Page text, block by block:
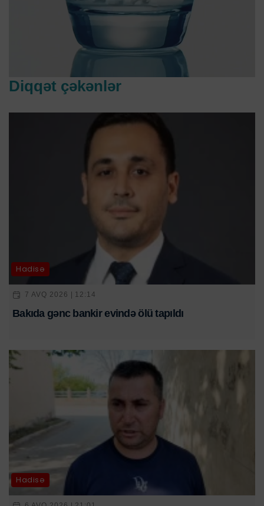
Diqqət çəkənlər
Hadisə
7 AVQ 2026 | 12:14
Bakıda gənc bankir evində ölü tapıldı
Hadisə